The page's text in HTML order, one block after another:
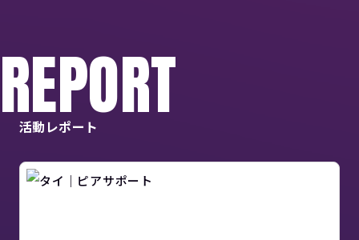
REPORT
活動レポート